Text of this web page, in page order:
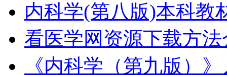
内科学(第八版)本科教
看医学网资源下载方法
《内科学（第九版）